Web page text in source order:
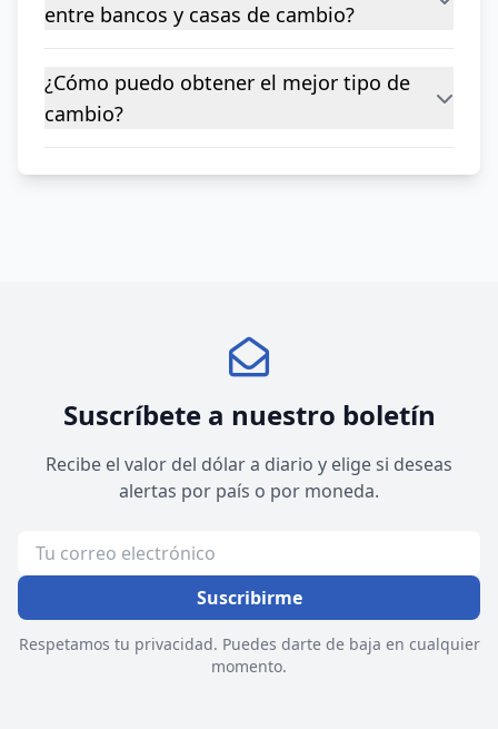
entre bancos y casas de cambio?
¿Cómo puedo obtener el mejor tipo de
cambio?
Suscríbete a nuestro boletín
Recibe el valor del dólar a diario y elige si deseas
alertas por país o por moneda.
Suscribirme
Respetamos tu privacidad. Puedes darte de baja en cualquier
momento.